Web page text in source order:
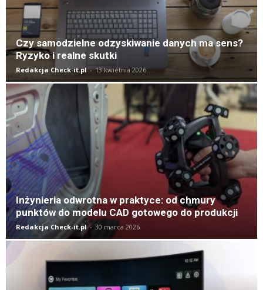
Czy samodzielne odzyskiwanie danych ma sens?
Ryzyko i realne skutki
Redakcja Check-it.pl - 13 kwietnia 2026
Inżynieria odwrotna w praktyce: od chmury
punktów do modelu CAD gotowego do produkcji
Redakcja Check-it.pl - 30 marca 2026